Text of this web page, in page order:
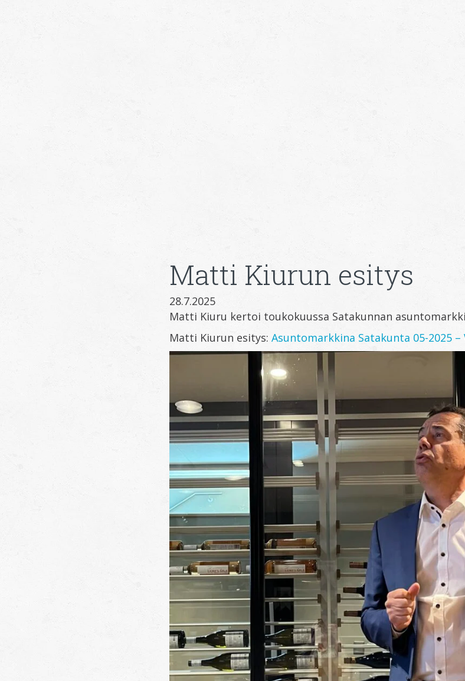
Matti Kiurun esitys
28.7.2025
Matti Kiuru kertoi toukokuussa Satakunnan
Matti Kiurun esitys: Asuntomarkkina Satakunta 05-2025 –